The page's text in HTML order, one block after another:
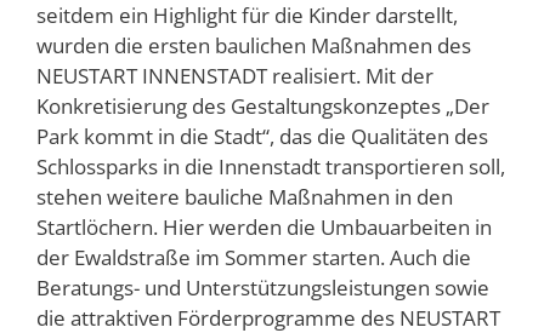
seitdem ein Highlight für die Kinder darstellt,
wurden die ersten baulichen Maßnahmen des
NEUSTART INNENSTADT realisiert. Mit der
Konkretisierung des Gestaltungskonzeptes „Der
Park kommt in die Stadt“, das die Qualitäten des
Schlossparks in die Innenstadt transportieren soll,
stehen weitere bauliche Maßnahmen in den
Startlöchern. Hier werden die Umbauarbeiten in
der Ewaldstraße im Sommer starten. Auch die
Beratungs- und Unterstützungsleistungen sowie
die attraktiven Förderprogramme des NEUSTART